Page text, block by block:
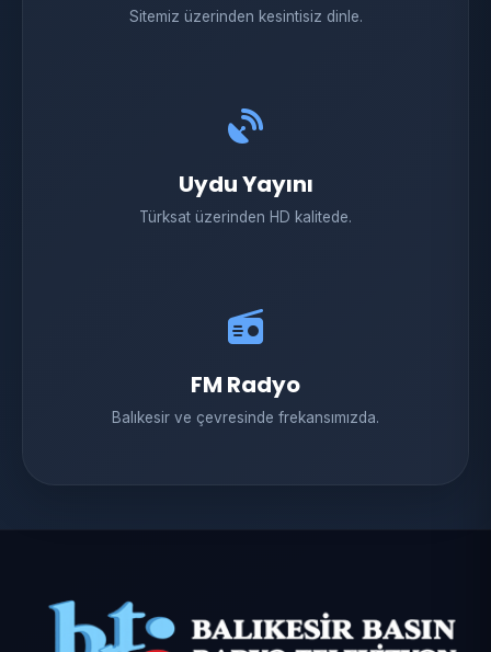
Sitemiz üzerinden kesintisiz dinle.
Uydu Yayını
Türksat üzerinden HD kalitede.
FM Radyo
Balıkesir ve çevresinde frekansımızda.